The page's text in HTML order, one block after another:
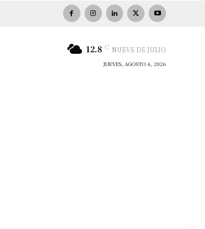
12.8 C NUEVE DE JULIO
JUEVES, AGOSTO 6, 2026